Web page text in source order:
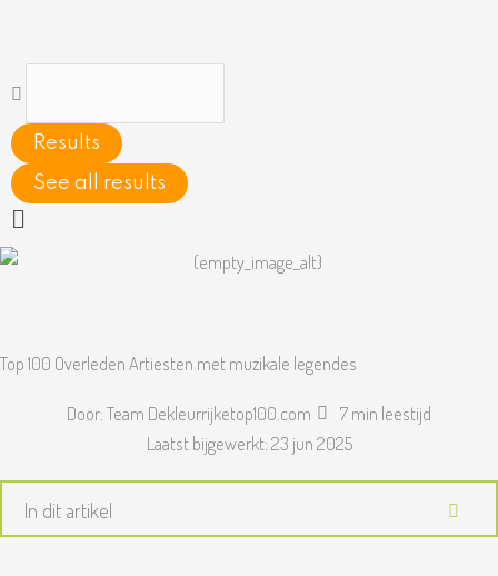
inhoud
Main
Menu
...
Results
See all results
Top 100 Overleden Artiesten met muzikale legendes
Door:Team Dekleurrijketop100.com
7 min leestijd
Laatst bijgewerkt:23 jun 2025
In dit artikel